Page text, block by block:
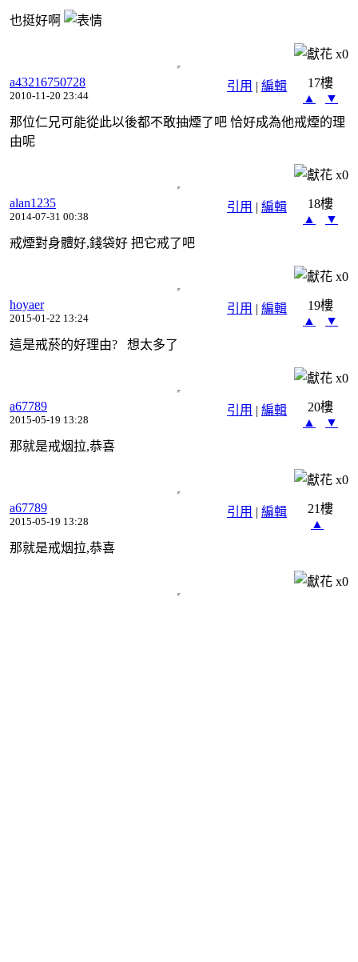
也挺好啊
x0
引用 | 編輯
a43216750728
2010-11-20 23:44
17樓
▲
▼
那位仁兄可能從此以後都不敢抽煙了吧 恰好成為他戒煙的理
由呢
x0
引用 | 編輯
alan1235
2014-07-31 00:38
18樓
▲
▼
戒煙對身體好,錢袋好 把它戒了吧
x0
引用 | 編輯
hoyaer
2015-01-22 13:24
19樓
▲
▼
這是戒菸的好理由? 想太多了
x0
引用 | 編輯
a67789
2015-05-19 13:28
20樓
▲
▼
那就是戒烟拉,恭喜
x0
引用 | 編輯
a67789
2015-05-19 13:28
21樓
▲
那就是戒烟拉,恭喜
x0